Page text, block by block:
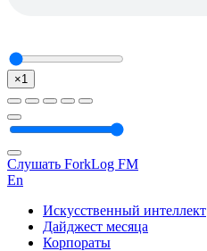
×1
Слушать ForkLog FM
En
Искусственный интеллект
Дайджест месяца
Корпораты